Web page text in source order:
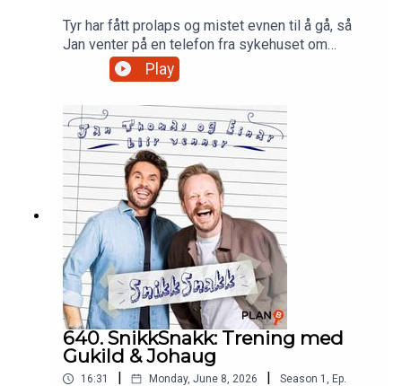
Tyr har fått prolaps og mistet evnen til å gå, så
Jan venter på en telefon fra sykehuset om
hvordan det går. Han gir også et nytt perspektiv
på Pridedebatten, hvor han føler folk er for ute
etter å ta hverandre. Einar har fått seg automatisk
garasjeportåpner, og slår et slag for misforståtte
myter om dyr.Produsert av Martin Oftedal, PLAN-
B
Play
640. SnikkSnakk: Trening med
Gukild & Johaug
16:31 Monday, June 8, 2026 Season 1 , Ep.